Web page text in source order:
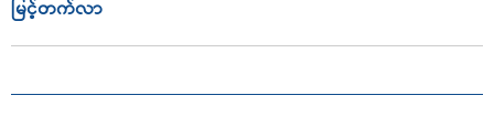
မြင့်တက်လာ